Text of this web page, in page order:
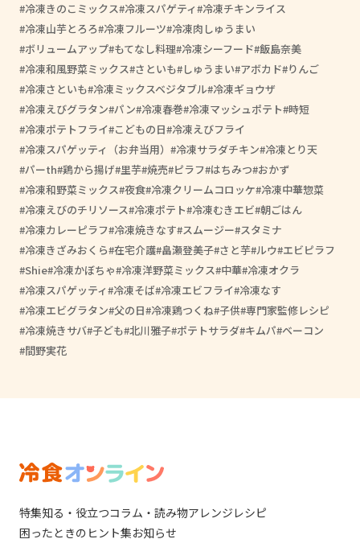
冷凍きのこミックス 冷凍スパゲティ 冷凍チキンライス
冷凍山芋とろろ 冷凍フルーツ 冷凍肉しゅうまい
ボリュームアップ もてなし料理 冷凍シーフード 飯島奈美
冷凍和風野菜ミックス さといも しゅうまい アボカド りんご
冷凍さといも 冷凍ミックスベジタブル 冷凍ギョウザ
冷凍えびグラタン パン 冷凍春巻 冷凍マッシュポテト 時短
冷凍ポテトフライ こどもの日 冷凍えびフライ
冷凍スパゲッティ（お弁当用）
冷凍サラダチキン 冷凍とり天
パーth 鶏から揚げ 里芋 焼売 ピラフ はちみつ おかず
冷凍和野菜ミックス 夜食 冷凍クリームコロッケ 冷凍中華惣菜
冷凍えびのチリソース 冷凍ポテト 冷凍むきエビ 朝ごはん
冷凍カレーピラフ 冷凍焼きなす スムージー スタミナ
冷凍きざみおくら 在宅介護 畠瀬登美子 さと芋 ルウ エビピラフ
Shie 冷凍かぼちゃ 冷凍洋野菜ミックス 中華 冷凍オクラ
冷凍スパゲッティ 冷凍そば 冷凍エビフライ 冷凍なす
冷凍エビグラタン 父の日 冷凍鶏つくね 子供 専門家監修レシピ
冷凍焼きサバ 子ども 北川雅子 ポテトサラダ キムパ ベーコン
間野実花
特集知る・役立つコラム・読み物アレンジレシピ
困ったときのヒント集お知らせ